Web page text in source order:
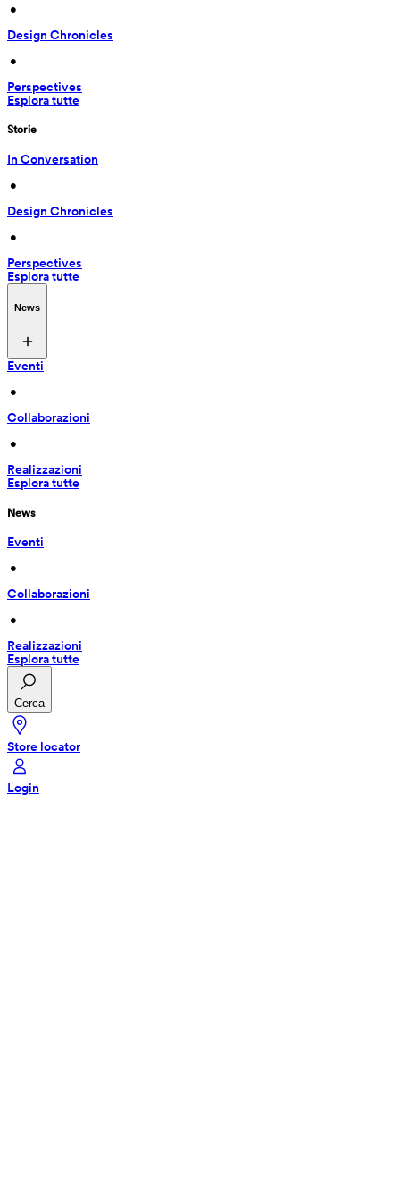
•
Design Chronicles
•
Perspectives
Esplora tutte
Storie
In Conversation
•
Design Chronicles
•
Perspectives
Esplora tutte
News
Eventi
•
Collaborazioni
•
Realizzazioni
Esplora tutte
News
Eventi
•
Collaborazioni
•
Realizzazioni
Esplora tutte
Cerca
Store locator
Login